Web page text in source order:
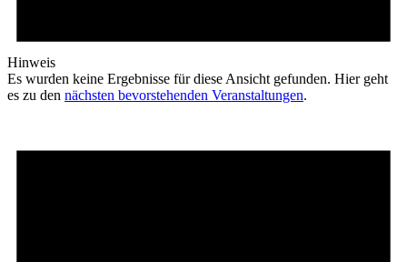
Hinweis
Es wurden keine Ergebnisse für diese Ansicht gefunden. Hier geht
es zu den nächsten bevorstehenden Veranstaltungen.